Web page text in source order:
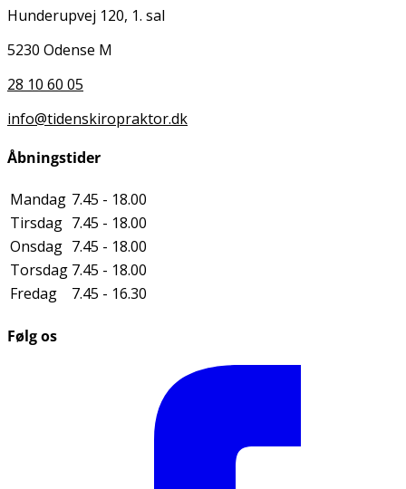
Hunderupvej 120, 1. sal
5230 Odense M
28 10 60 05
info@tidenskiropraktor.dk
Åbningstider
Mandag 7.45 - 18.00
Tirsdag 7.45 - 18.00
Onsdag 7.45 - 18.00
Torsdag 7.45 - 18.00
Fredag
7.45 - 16.30
Følg os